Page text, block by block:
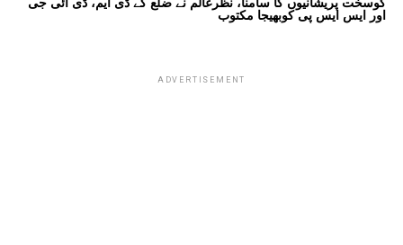
کوسخت پریشانیوں کا سامنا، نظرعالم نے ضلع کے ڈی ایم، ڈی آئی جی
اور ایس ایس پی کوبھیجا مکتوب
ADVERTISEMENT